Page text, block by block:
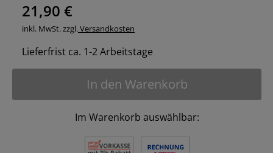
21,90 €
inkl. MwSt. zzgl.Versandkosten
Lieferfrist ca. 1-2 Arbeitstage
In den Warenkorb
Im Warenkorb auswählbar: